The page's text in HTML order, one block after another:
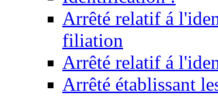
Arrêté relatif á
filiation
Arrêté relatif á
Arrêté établissant